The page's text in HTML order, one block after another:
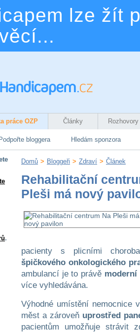
lze žít
práce OZP Články Rozhovory
Podpořte bloggera Hledám sponzora
.
Domů > Bloggeři > Zdraví > Článek
Rehabilitační
Pleši má nový
pacienty s plicními
špičkového onkologického
ambulancí je to právě moderní
více vyhledávána.
Výhodné umístění nemocnice
měst a zároveň uprostřed
pacientům umožňuje strávit